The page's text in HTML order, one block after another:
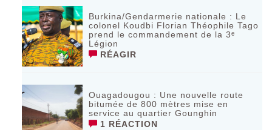
Burkina/Gendarmerie nationale : Le
colonel Koudbi Florian Théophile Tago
prend le commandement de la 3ᵉ
Légion
RÉAGIR
Ouagadougou : Une nouvelle route
bitumée de 800 mètres mise en
service au quartier Gounghin
1 RÉACTION